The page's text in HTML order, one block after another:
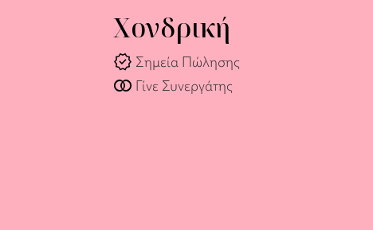
Χονδρική
verified Σημεία Πώλησης
join_full Γίνε Συνεργάτης